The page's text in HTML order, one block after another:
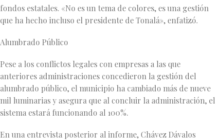
fondos estatales. «No es un tema de colores, es una gestión
que ha hecho incluso el presidente de Tonalá», enfatizó.
Alumbrado Público
Pese a los conflictos legales con empresas a las que
anteriores administraciones concedieron la gestión del
alumbrado público, el municipio ha cambiado más de nueve
mil luminarias y asegura que al concluir la administración, el
sistema estará funcionando al 100%.
En una entrevista posterior al informe, Chávez Dávalos